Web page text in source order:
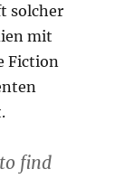
solcher
mit
Fiction
find